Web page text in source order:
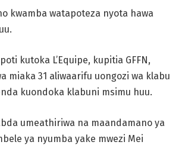
kwamba watapoteza nyota hawa
kutoka L’Equipe, kupitia GFFN,
miaka 31 aliwaarifu uongozi wa klabu
kuondoka klabuni msimu huu.
umeathiriwa na maandamano ya
ya nyumba yake mwezi Mei